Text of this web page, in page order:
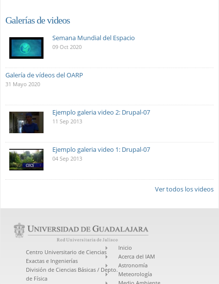
Galerías de videos
Semana Mundial del Espacio
09 Oct 2020
Galería de vídeos del OARP
31 Mayo 2020
Ejemplo galeria video 2: Drupal-07
11 Sep 2013
Ejemplo galeria video 1: Drupal-07
04 Sep 2013
Ver todos los videos
Centro Universitario de Ciencias
Exactas e Ingenierías
División de Ciencias Básicas / Depto.
de Física
Inicio
Acerca del IAM
Astronomía
Meteorología
Medio Ambiente